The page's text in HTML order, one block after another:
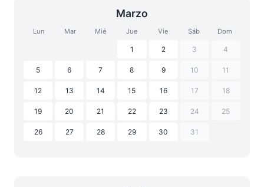
Marzo
Lun Mar Mié Jue Vie Sáb Dom
1 2 3 4
5 6 7 8 9 10 11
12 13 14 15 16 17 18
19 20 21 22 23 24 25
26 27 28 29 30 31